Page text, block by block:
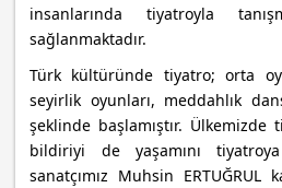
insanlarında tiyatroyla
sağlanmaktadır.
Türk kültüründe tiyatro; orta
seyirlik oyunları, meddahlık
şeklinde başlamıştır.
bildiriyi de yaşamını
sanatçımız Muhsin